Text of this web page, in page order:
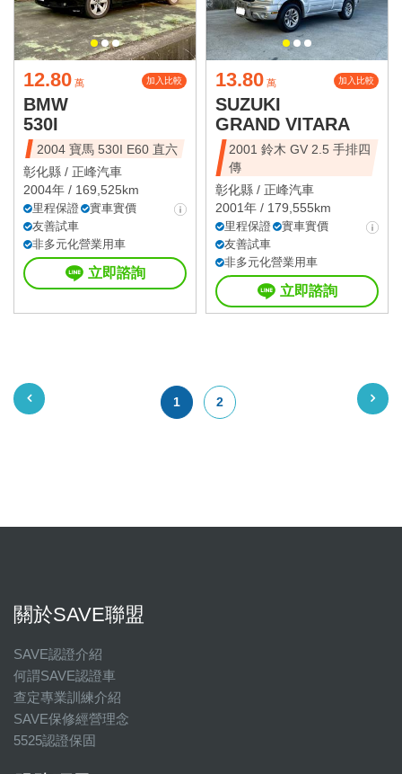
12.80 萬 加入比較
BMW
530I
2004 寶馬 530I E60 直六
彰化縣 / 正峰汽車
2004年 / 169,525km
里程保證
實車實價
友善試車
非多元化營業用車
立即諮詢
13.80 萬 加入比較
SUZUKI
GRAND VITARA
2001 鈴木 GV 2.5 手排四
傳
彰化縣 / 正峰汽車
2001年 / 179,555km
里程保證
實車實價
友善試車
非多元化營業用車
立即諮詢
1 2
關於SAVE聯盟
SAVE認證介紹
何謂SAVE認證車
查定專業訓練介紹
SAVE保修經營理念
5525認證保固